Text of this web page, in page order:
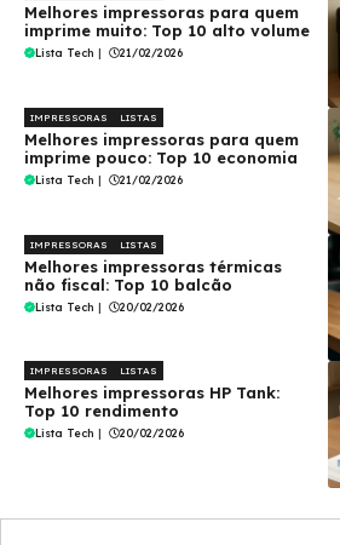
Melhores impressoras para quem
imprime muito: Top 10 alto volume
Lista Tech | 21/02/2026
IMPRESSORAS LISTAS
Melhores impressoras para quem
imprime pouco: Top 10 economia
Lista Tech | 21/02/2026
IMPRESSORAS LISTAS
Melhores impressoras térmicas
não fiscal: Top 10 balcão
Lista Tech | 20/02/2026
IMPRESSORAS LISTAS
Melhores impressoras HP Tank:
Top 10 rendimento
Lista Tech | 20/02/2026